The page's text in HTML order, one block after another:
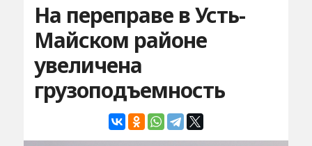
На переправе в Усть-
Майском районе
увеличена
грузоподъемность